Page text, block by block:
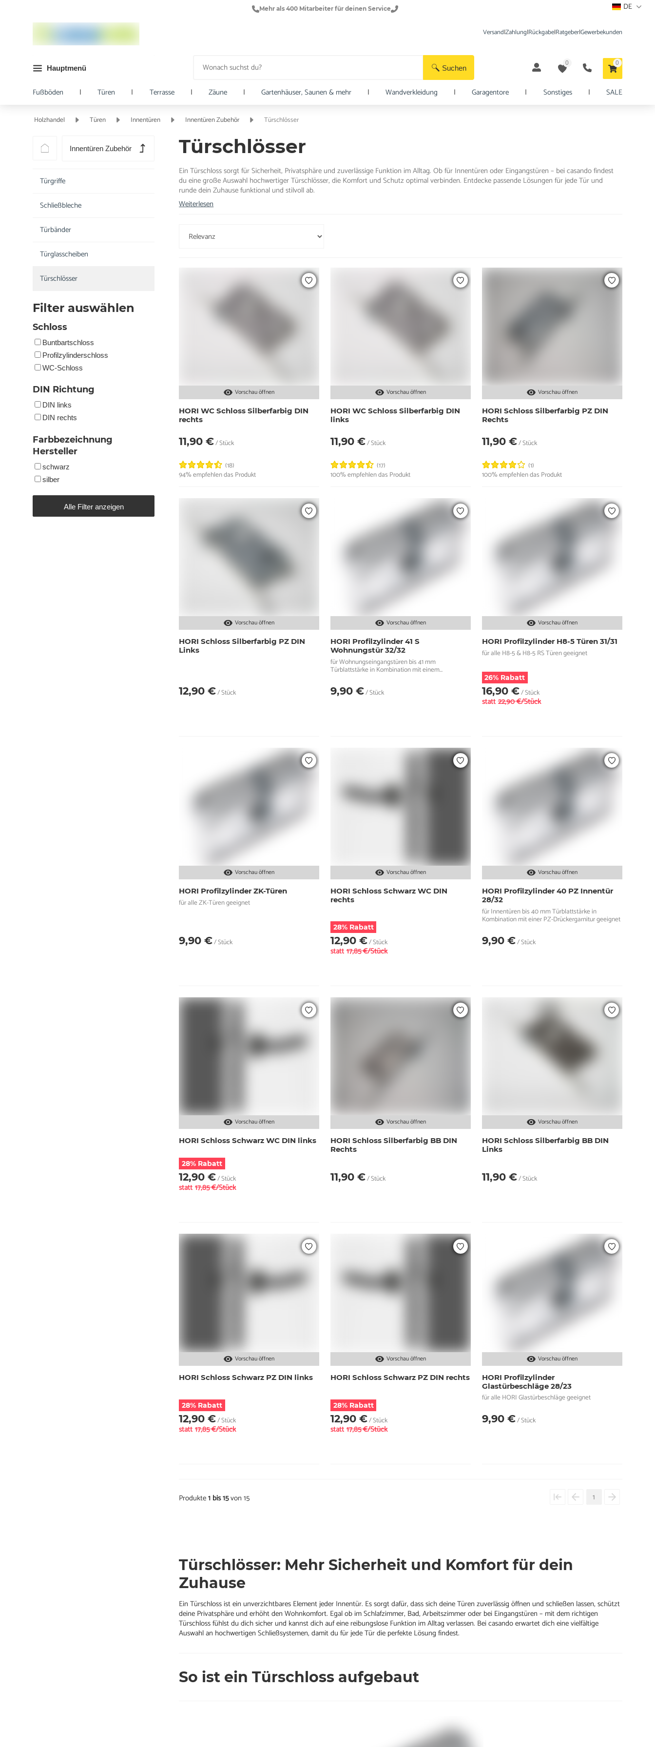
Mehr als 400 Mitarbeiter für deinen Service DE
Suchen
Versand|Zahlung|Rückgabe|Ratgeber|Gewerbekunden
Hauptmenü
0 0
Fußböden | Türen | Terrasse | Zäune | Gartenhäuser, Saunen & mehr | Wandverkleidung | Garagentore | Sonstiges | SALE
Holzhandel Türen Innentüren Innentüren Zubehör Türschlösser
Innentüren Zubehör
Türgriffe
Schließbleche
Türbänder
Türglasscheiben
Türschlösser
Filter auswählen
Schloss
Buntbartschloss
Profilzylinderschloss
WC-Schloss
DIN Richtung
DIN links
DIN rechts
Farbbezeichnung
Hersteller
schwarz
silber
Alle Filter anzeigen
Türschlösser
Ein Türschloss sorgt für Sicherheit, Privatsphäre und zuverlässige Funktion im Alltag. Ob für Innentüren oder Eingangstüren – bei casando findest
du eine große Auswahl hochwertiger Türschlösser, die Komfort und Schutz optimal verbinden. Entdecke passende Lösungen für jede Tür und
runde dein Zuhause funktional und stilvoll ab.
Weiterlesen
Vorschau öffnen
HORI WC Schloss Silberfarbig DIN
rechts
11,90 €/ Stück
(18)
94% empfehlen das Produkt
Vorschau öffnen
HORI WC Schloss Silberfarbig DIN
links
11,90 €/ Stück
(17)
100% empfehlen das Produkt
Vorschau öffnen
HORI Schloss Silberfarbig PZ DIN
Rechts
11,90 €/ Stück
(1)
100% empfehlen das Produkt
Vorschau öffnen
HORI Schloss Silberfarbig PZ DIN
Links
12,90 €/ Stück
Vorschau öffnen
HORI Profilzylinder 41 S
Wohnungstür 32/32
für Wohnungseingangstüren bis 41 mm
Türblattstärke in Kombination mit einem
9,90 €/ Stück
Vorschau öffnen
HORI Profilzylinder H8-5 Türen 31/31
für alle H8-5 & H8-5 RS Türen geeignet
26% Rabatt
16,90 €/ Stück
statt 22,90 €/Stück
Vorschau öffnen
HORI Profilzylinder ZK-Türen
für alle ZK-Türen geeignet
9,90 €/ Stück
Vorschau öffnen
HORI Schloss Schwarz WC DIN
rechts
28% Rabatt
12,90 €/ Stück
statt 17,85 €/Stück
Vorschau öffnen
HORI Profilzylinder 40 PZ Innentür
28/32
für Innentüren bis 40 mm Türblattstärke in
Kombination mit einer PZ-Drückergarnitur geeignet
9,90 €/ Stück
Vorschau öffnen
HORI Schloss Schwarz WC DIN links
28% Rabatt
12,90 €/ Stück
statt 17,85 €/Stück
Vorschau öffnen
HORI Schloss Silberfarbig BB DIN
Rechts
11,90 €/ Stück
Vorschau öffnen
HORI Schloss Silberfarbig BB DIN
Links
11,90 €/ Stück
Vorschau öffnen
HORI Schloss Schwarz PZ DIN links
28% Rabatt
12,90 €/ Stück
statt 17,85 €/Stück
Vorschau öffnen
HORI Schloss Schwarz PZ DIN rechts
28% Rabatt
12,90 €/ Stück
statt 17,85 €/Stück
Vorschau öffnen
HORI Profilzylinder
Glastürbeschläge 28/23
für alle HORI Glastürbeschläge geeignet
9,90 €/ Stück
Produkte1 bis 15von 15 1
Türschlösser: Mehr Sicherheit und Komfort für dein
Zuhause
Ein Türschloss ist ein unverzichtbares Element jeder Innentür. Es sorgt dafür, dass sich deine Türen zuverlässig öffnen und schließen lassen, schützt
deine Privatsphäre und erhöht den Wohnkomfort. Egal ob im Schlafzimmer, Bad, Arbeitszimmer oder bei Eingangstüren – mit dem richtigen
Türschloss fühlst du dich sicher und kannst dich auf eine reibungslose Funktion im Alltag verlassen. Bei casando erwartet dich eine vielfältige
Auswahl an hochwertigen Schließsystemen, damit du für jede Tür die perfekte Lösung findest.
So ist ein Türschloss aufgebaut